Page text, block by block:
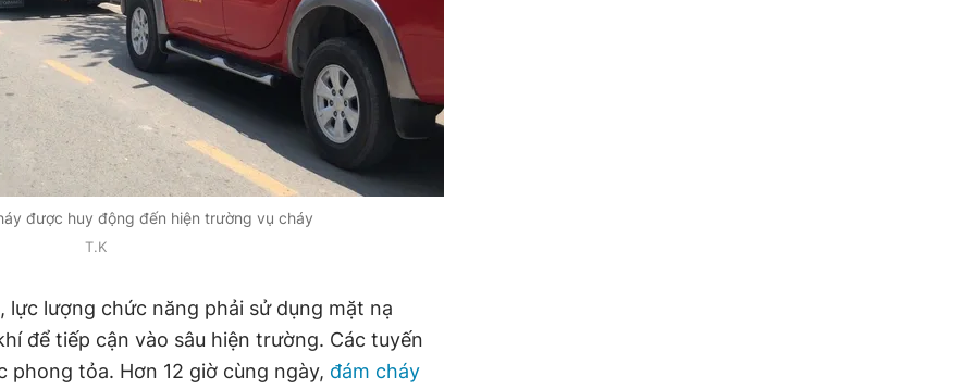
được huy động đến hiện trường vụ cháy
T.K
lực lượng chức năng phải sử dụng mặt nạ
để tiếp cận vào sâu hiện trường. Các tuyến
phong tỏa. Hơn 12 giờ cùng ngày, đám cháy